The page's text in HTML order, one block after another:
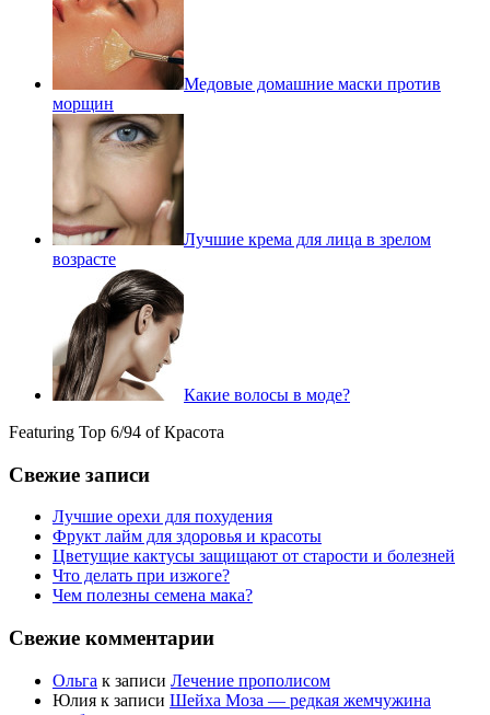
Медовые домашние маски против
морщин
Лучшие крема для лица в зрелом
возрасте
Какие волосы в моде?
Featuring Top 6/94 of Красота
Свежие записи
Лучшие орехи для похудения
Фрукт лайм для здоровья и красоты
Цветущие кактусы защищают от старости и болезней
Что делать при изжоге?
Чем полезны семена мака?
Свежие комментарии
Ольга к записи Лечение прополисом
Юлия к записи Шейха Моза — редкая жемчужина